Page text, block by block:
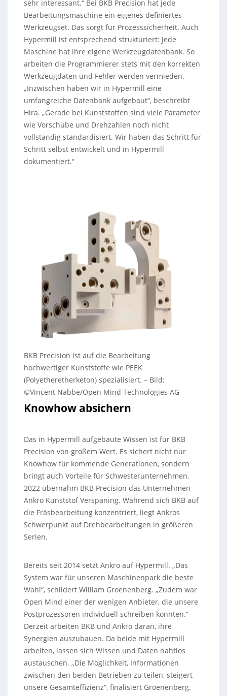
sehr interessant.“ Bei BKB Precision hat jede
Bearbeitungsmaschine ein eigenes definiertes
Werkzeugset. Das sorgt für Prozesssicherheit. Auch
Hypermill ist entsprechend strukturiert: Jede
Maschine hat ihre eigene Werkzeugdatenbank. So
arbeiten die Programmierer stets mit den korrekten
Werkzeugdaten und Fehler werden vermieden.
„Inzwischen haben wir in Hypermill eine
umfangreiche Datenbank aufgebaut“, beschreibt
Hira. „Gerade bei Kunststoffen sind viele Parameter
wie Vorschübe und Drehzahlen noch nicht
vollständig standardisiert. Wir haben das Schritt für
Schritt selbst entwickelt und in Hypermill
dokumentiert.“
BKB Precision ist auf die Bearbeitung
hochwertiger Kunststoffe wie PEEK
(Polyetheretherketon) spezialisiert. – Bild:
©Vincent Nabbe/Open Mind Technologies AG
Knowhow absichern
Das in Hypermill aufgebaute Wissen ist für BKB
Precision von großem Wert. Es sichert nicht nur
Knowhow für kommende Generationen, sondern
bringt auch Vorteile für Schwesterunternehmen.
2022 übernahm BKB Precision das Unternehmen
Ankro Kunststof Verspaning. Während sich BKB auf
die Fräsbearbeitung konzentriert, liegt Ankros
Schwerpunkt auf Drehbearbeitungen in größeren
Serien.
Bereits seit 2014 setzt Ankro auf Hypermill. „Das
System war für unseren Maschinenpark die beste
Wahl“, schildert William Groenenberg. „Zudem war
Open Mind einer der wenigen Anbieter, die unsere
Postprozessoren individuell schreiben konnten.“
Derzeit arbeiten BKB und Ankro daran, ihre
Synergien auszubauen. Da beide mit Hypermill
arbeiten, lassen sich Wissen und Daten nahtlos
austauschen. „Die Möglichkeit, Informationen
zwischen den beiden Betrieben zu teilen, steigert
unsere Gesamteffizienz“, finalisiert Groenenberg.